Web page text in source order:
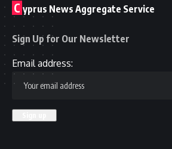
C yprus News Aggregate Service
Sign Up for Our Newsletter
Email address: